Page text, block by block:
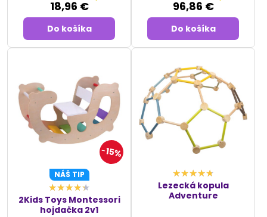
18,96 €
Do košíka
96,86 €
Do košíka
15%
NÁŠ TIP
2Kids Toys Montessori
hojdačka 2v1
Lezecká kopula
Adventure